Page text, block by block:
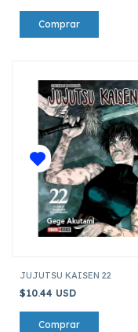
JUJUTSU KAISEN 22
$10.44 USD